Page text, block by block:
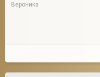
Вероника